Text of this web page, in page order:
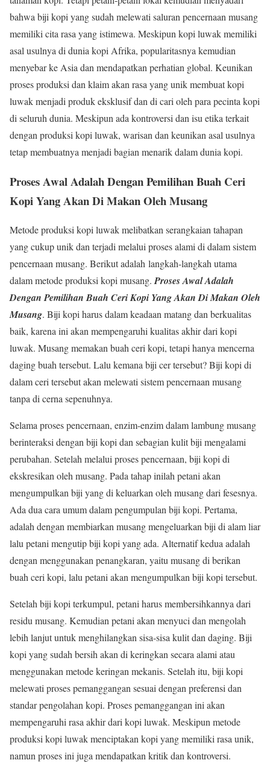
bahwa biji kopi yang sudah melewati saluran pencernaan musang
memiliki cita rasa yang istimewa. Meskipun kopi luwak memiliki
asal usulnya di dunia kopi Afrika, popularitasnya kemudian
menyebar ke Asia dan mendapatkan perhatian global. Keunikan
proses produksi dan klaim akan rasa yang unik membuat kopi
luwak menjadi produk eksklusif dan di cari oleh para pecinta kopi
di seluruh dunia. Meskipun ada kontroversi dan isu etika terkait
dengan produksi kopi luwak, warisan dan keunikan asal usulnya
tetap membuatnya menjadi bagian menarik dalam dunia kopi.
Proses Awal Adalah Dengan Pemilihan Buah Ceri
Kopi Yang Akan Di Makan Oleh Musang
Metode produksi kopi luwak melibatkan serangkaian tahapan
yang cukup unik dan terjadi melalui proses alami di dalam sistem
pencernaan musang. Berikut adalah langkah-langkah utama
dalam metode produksi kopi musang.Proses Awal Adalah
Dengan Pemilihan Buah Ceri Kopi Yang Akan Di Makan Oleh
Musang. Biji kopi harus dalam keadaan matang dan berkualitas
baik, karena ini akan mempengaruhi kualitas akhir dari kopi
luwak. Musang memakan buah ceri kopi, tetapi hanya mencerna
daging buah tersebut. Lalu kemana biji cer tersebut? Biji kopi di
dalam ceri tersebut akan melewati sistem pencernaan musang
tanpa di cerna sepenuhnya.
Selama proses pencernaan, enzim-enzim dalam lambung musang
berinteraksi dengan biji kopi dan sebagian kulit biji mengalami
perubahan. Setelah melalui proses pencernaan, biji kopi di
ekskresikan oleh musang. Pada tahap inilah petani akan
mengumpulkan biji yang di keluarkan oleh musang dari fesesnya.
Ada dua cara umum dalam pengumpulan biji kopi. Pertama,
adalah dengan membiarkan musang mengeluarkan biji di alam liar
lalu petani mengutip biji kopi yang ada. Alternatif kedua adalah
dengan menggunakan penangkaran, yaitu musang di berikan
buah ceri kopi, lalu petani akan mengumpulkan biji kopi tersebut.
Setelah biji kopi terkumpul, petani harus membersihkannya dari
residu musang. Kemudian petani akan menyuci dan mengolah
lebih lanjut untuk menghilangkan sisa-sisa kulit dan daging. Biji
kopi yang sudah bersih akan di keringkan secara alami atau
menggunakan metode keringan mekanis. Setelah itu, biji kopi
melewati proses pemanggangan sesuai dengan preferensi dan
standar pengolahan kopi. Proses pemanggangan ini akan
mempengaruhi rasa akhir dari kopi luwak. Meskipun metode
produksi kopi luwak menciptakan kopi yang memiliki rasa unik,
namun proses ini juga mendapatkan kritik dan kontroversi.